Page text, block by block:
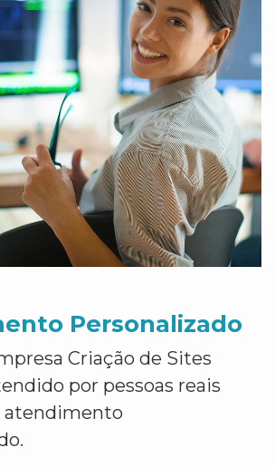
Personalizado
Criação de Sites
por pessoas reais
atendimento